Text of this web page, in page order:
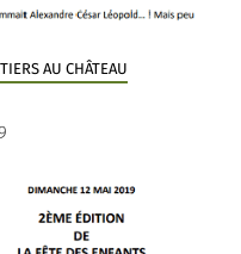
AU CHÂTEAU